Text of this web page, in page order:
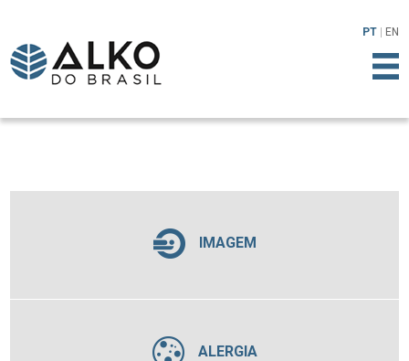
PT EN
IMAGEM
ALERGIA